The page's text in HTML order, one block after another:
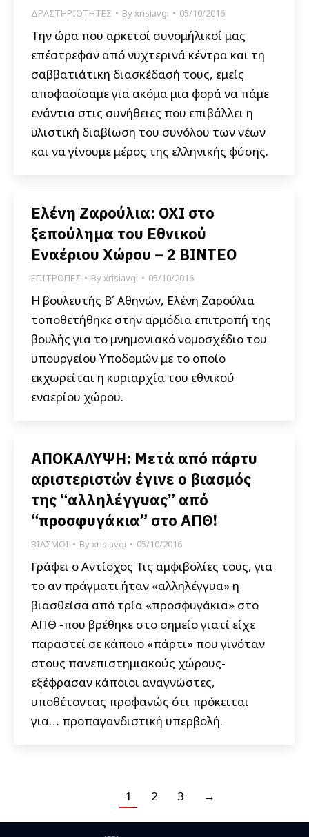
ΔΡΑΣΤΗΡΙΟΤΗΤΕΣ Byxrisiavgi 05/10/2016
Την ώρα που αρκετοί συνομήλικοί μας
επέστρεφαν από νυχτερινά κέντρα και τη
σαββατιάτικη διασκέδασή τους, εμείς
αποφασίσαμε για ακόμα μια φορά να πάμε
ενάντια στις συνήθειες που επιβάλλει η
υλιστική διαβίωση του συνόλου των νέων
και να γίνουμε μέρος της ελληνικής φύσης.
Ελένη Ζαρούλια: ΟΧΙ στο
ξεπούλημα του Εθνικού
Εναέριου Χώρου – 2 ΒΙΝΤΕΟ
ΕΠΙΤΡΟΠΕΣ Byxrisiavgi 05/10/2016
Η βουλευτής Β΄ Αθηνών, Ελένη Ζαρούλια
τοποθετήθηκε στην αρμόδια επιτροπή της
βουλής για το μνημονιακό νομοσχέδιο του
υπουργείου Υποδομών με το οποίο
εκχωρείται η κυριαρχία του εθνικού
εναερίου χώρου.
ΑΠΟΚΑΛΥΨΗ: Μετά από πάρτυ
αριστεριστών έγινε ο βιασμός
της “αλληλέγγυας” από
“προσφυγάκια” στο ΑΠΘ!
ΒΙΑΣΜΟΙ Byxrisiavgi 05/10/2016
Γράφει ο Αντίοχος Τις αμφιβολίες τους, για
το αν πράγματι ήταν «αλληλέγγυα» η
βιασθείσα από τρία «προσφυγάκια» στο
ΑΠΘ -που βρέθηκε στο σημείο γιατί είχε
παραστεί σε κάποιο «πάρτι» που γινόταν
στους πανεπιστημιακούς χώρους-
εξέφρασαν κάποιοι αναγνώστες,
υποθέτοντας προφανώς ότι πρόκειται
για… προπαγανδιστική υπερβολή.
1 2 3 →